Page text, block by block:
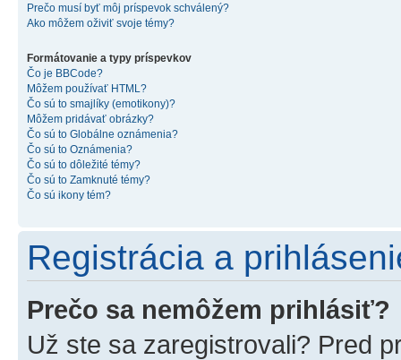
Prečo musí byť môj príspevok schválený?
Ako môžem oživiť svoje témy?
Formátovanie a typy príspevkov
Čo je BBCode?
Môžem používať HTML?
Čo sú to smajlíky (emotikony)?
Môžem pridávať obrázky?
Čo sú to Globálne oznámenia?
Čo sú to Oznámenia?
Čo sú to dôležité témy?
Čo sú to Zamknuté témy?
Čo sú ikony tém?
Registrácia a
Prečo sa nemôžem prihlásiť?
Už ste sa zaregistrovali? Pred